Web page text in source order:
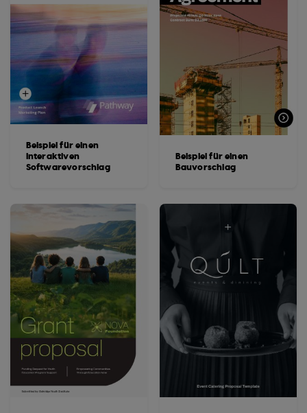
Beispiel für einen
interaktiven
Softwarevorschlag
Beispiel für einen
Bauvorschlag